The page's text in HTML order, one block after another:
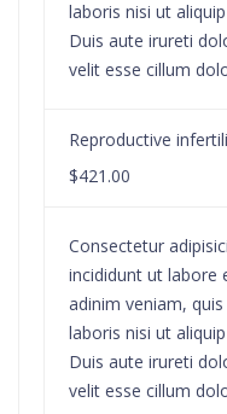
laboris nisi ut
Duis aute irureti
velit esse cillum
Reproductive
$421.00
Consectetur
incididunt ut labore
adinim veniam,
laboris nisi ut
Duis aute irureti
velit esse cillum